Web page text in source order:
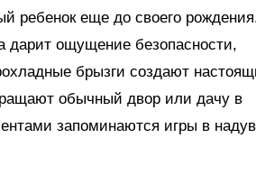
ребенок еще до своего
дарит ощущение безопасности,
брызги создают
обычный двор или дачу в
запоминаются игры в